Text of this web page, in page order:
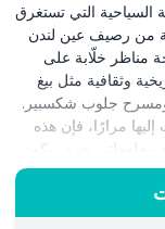
السياحية التي تستغرق
من رصيف عين لندن
مناظر خلّابة على
وثقافية مثل بيغ
ومسرح جلوب شكسبير.
مرارًا، فإن هذه
معلوماتي شيق. يكون
التاريخ الغني
بانورامية من
الجولة مثالية